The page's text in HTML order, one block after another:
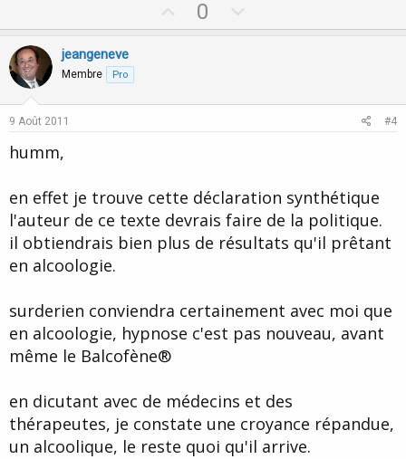
p
t
0
o
v
jeangeneve
Membre Pro
9 Août 2011 #4
humm,
en effet je trouve cette déclaration synthétique
l'auteur de ce texte devrais faire de la politique.
il obtiendrais bien plus de résultats qu'il prêtant
en alcoologie.
surderien conviendra certainement avec moi que
en alcoologie, hypnose c'est pas nouveau, avant
même le Balcofène®
en dicutant avec de médecins et des
thérapeutes, je constate une croyance répandue,
un alcoolique, le reste quoi qu'il arrive.